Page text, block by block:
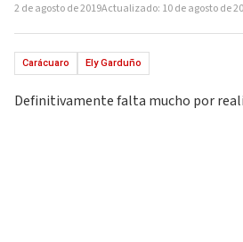
2 de agosto de 2019Actualizado: 10 de agosto de
Carácuaro Ely Garduño
Definitivamente falta mucho por